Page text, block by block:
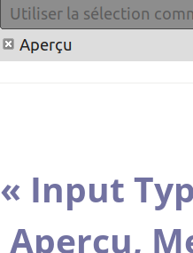
« Input
Aperçu,